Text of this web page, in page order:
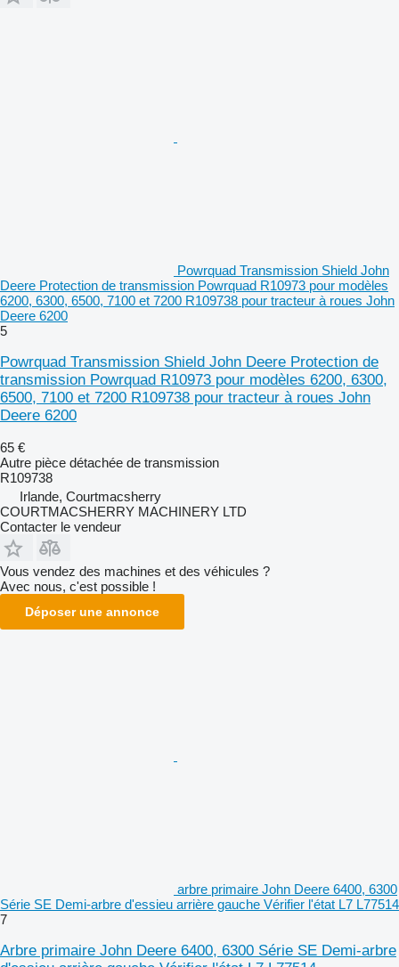
Powrquad Transmission Shield John
Deere Protection de transmission Powrquad R10973 pour modèles
6200, 6300, 6500, 7100 et 7200 R109738 pour tracteur à roues John
Deere 6200
5
Powrquad Transmission Shield John Deere Protection de
transmission Powrquad R10973 pour modèles 6200, 6300,
6500, 7100 et 7200 R109738 pour tracteur à roues John
Deere 6200
65 €
Autre pièce détachée de transmission
R109738
Irlande, Courtmacsherry
COURTMACSHERRY MACHINERY LTD
Contacter le vendeur
Vous vendez des machines et des véhicules ?
Avec nous, c'est possible !
Déposer une annonce
arbre primaire John Deere 6400, 6300
Série SE Demi-arbre d'essieu arrière gauche Vérifier l'état L7 L77514
7
Arbre primaire John Deere 6400, 6300 Série SE Demi-arbre